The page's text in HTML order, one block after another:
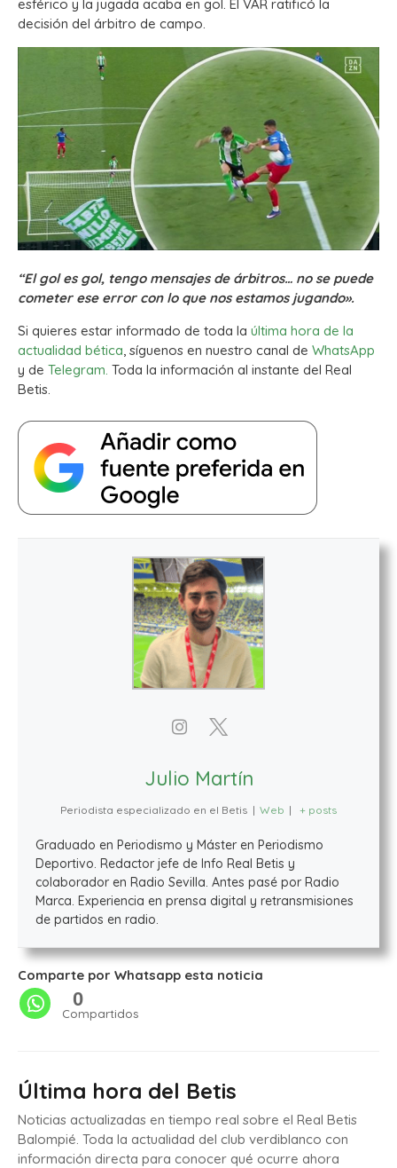
esférico y la jugada acaba en gol. El VAR ratificó la
decisión del árbitro de campo.
“El gol es gol, tengo mensajes de árbitros… no se puede
cometer ese error con lo que nos estamos jugando».
Si quieres estar informado de toda la última hora de la
actualidad bética, síguenos en nuestro canal de WhatsApp
y de Telegram. Toda la información al instante del Real
Betis.
Julio Martín
Periodista especializado en el Betis | Web | + posts
Graduado en Periodismo y Máster en Periodismo
Deportivo. Redactor jefe de Info Real Betis y
colaborador en Radio Sevilla. Antes pasé por Radio
Marca. Experiencia en prensa digital y retransmisiones
de partidos en radio.
Comparte por Whatsapp esta noticia
0
Compartidos
Última hora del Betis
Noticias actualizadas en tiempo real sobre el Real Betis
Balompié. Toda la actualidad del club verdiblanco con
información directa para conocer qué ocurre ahora